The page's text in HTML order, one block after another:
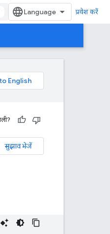
प्रवेश करें
सुझाव भेजें